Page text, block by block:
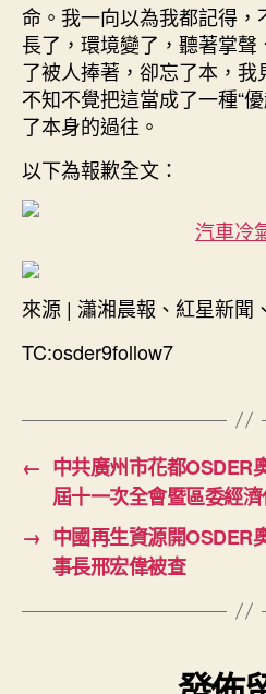
命。我一向以為我都記得
長了，環境變了，聽著掌
了被人捧著，卻忘了本，
不知不覺把這當成了一種“
了本身的過往。
以下為報歉全文：
汽車冷
來源 | 瀟湘晨報、紅星新聞
TC:osder9follow7
← 中共廣州市花都OSDER
屆十一次全會暨區委經
→ 中國再生資源開OSDER
事長邢宏偉被查